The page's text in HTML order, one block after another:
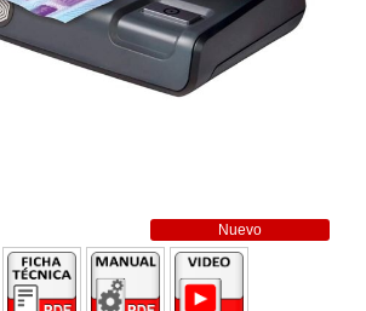
Nuevo